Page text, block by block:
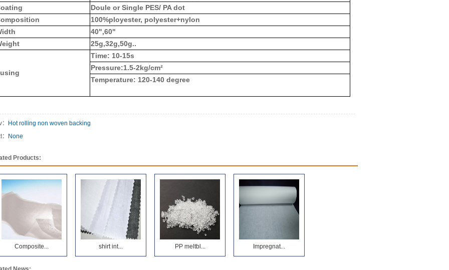
Doule or Single PES/ PA dot
100%ployester, polyester+nylon
40",60"
25g,32g,50g..
Time: 10-15s
Pressure:1.5-2kg/cm²
Temperature: 120-140 degree
Hot rolling non woven backing
None
Products:
Composite... shirt int... PP meltbl... Impregnat...